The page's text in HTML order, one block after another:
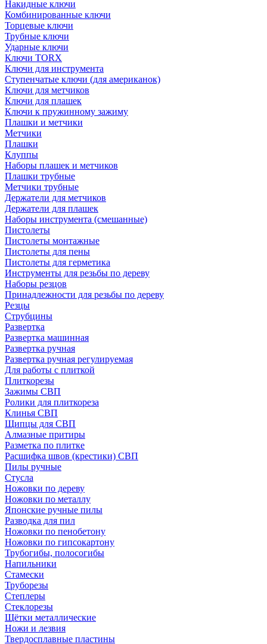
Накидные ключи
Комбинированные ключи
Торцевые ключи
Трубные ключи
Ударные ключи
Ключи TORX
Ключи для инструмента
Ступенчатые ключи (для американок)
Ключи для метчиков
Ключи для плашек
Ключи к пружинному зажиму
Плашки и метчики
Метчики
Плашки
Клуппы
Наборы плашек и метчиков
Плашки трубные
Метчики трубные
Держатели для метчиков
Держатели для плашек
Наборы инструмента (смешанные)
Пистолеты
Пистолеты монтажные
Пистолеты для пены
Пистолеты для герметика
Инструменты для резьбы по дереву
Наборы резцов
Принадлежности для резьбы по дереву
Резцы
Струбцины
Развертка
Развертка машинная
Развертка ручная
Развертка ручная регулируемая
Для работы с плиткой
Плиткорезы
Зажимы СВП
Ролики для плиткореза
Клинья СВП
Щипцы для СВП
Алмазные притиры
Разметка по плитке
Расшифка швов (крестики) СВП
Пилы ручные
Стусла
Ножовки по дереву
Ножовки по металлу
Японские ручные пилы
Разводка для пил
Ножовки по пенобетону
Ножовки по гипсокартону
Трубогибы, полосогибы
Напильники
Стамески
Труборезы
Степлеры
Стеклорезы
Щётки металлические
Ножи и лезвия
Твердосплавные пластины